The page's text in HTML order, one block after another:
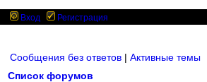
Вход Регистрация
Сообщения без ответов | Активные темы
Список форумов